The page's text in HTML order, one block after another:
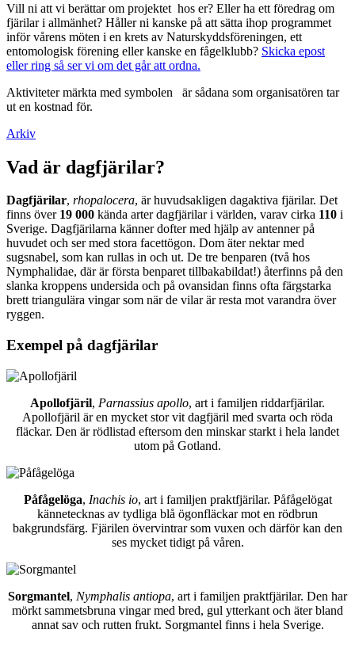
Vill ni att vi berättar om projektet hos er? Eller ha ett föredrag om
fjärilar i allmänhet? Håller ni kanske på att sätta ihop programmet
inför vårens möten i en krets av Naturskyddsföreningen, ett
entomologisk förening eller kanske en fågelklubb? Skicka epost
eller ring så ser vi om det går att ordna.
Aktiviteter märkta med symbolen
är sådana som organisatören tar
ut en kostnad för.
Arkiv
Vad är dagfjärilar?
Dagfjärilar, rhopalocera, är huvudsakligen dagaktiva fjärilar. Det
finns över 19 000 kända arter dagfjärilar i världen, varav cirka 110 i
Sverige. Dagfjärilarna känner dofter med hjälp av antenner på
huvudet och ser med stora facettögon. Dom äter nektar med
sugsnabel, som kan rullas in och ut. De tre benparen (två hos
Nymphalidae, där är första benparet tillbakabildat!) återfinns på den
slanka kroppens undersida och på ovansidan finns ofta färgstarka
brett triangulära vingar som när de vilar är resta mot varandra över
ryggen.
Exempel på dagfjärilar
Apollofjäril, Parnassius apollo, art i familjen riddarfjärilar.
Apollofjäril är en mycket stor vit dagfjäril med svarta och röda
fläckar. Den är rödlistad eftersom den minskar starkt i hela landet
utom på Gotland.
Påfågelöga, Inachis io, art i familjen praktfjärilar. Påfågelögat
kännetecknas av tydliga blå ögonfläckar mot en rödbrun
bakgrundsfärg. Fjärilen övervintrar som vuxen och därför kan den
ses mycket tidigt på våren.
Sorgmantel, Nymphalis antiopa, art i familjen praktfjärilar. Den har
mörkt sammetsbruna vingar med bred, gul ytterkant och äter bland
annat sav och rutten frukt. Sorgmantel finns i hela Sverige.